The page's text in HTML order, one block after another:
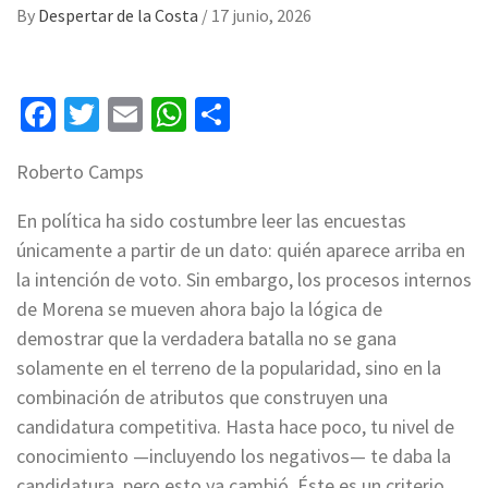
By Despertar de la Costa / 17 junio, 2026
Facebook
Twitter
EmailWhatsApp
Roberto Camps
En política ha sido costumbre leer las encuestas
únicamente a partir de un dato: quién aparece arriba en
la intención de voto. Sin embargo, los procesos internos
de Morena se mueven ahora bajo la lógica de
demostrar que la verdadera batalla no se gana
solamente en el terreno de la popularidad, sino en la
combinación de atributos que construyen una
candidatura competitiva. Hasta hace poco, tu nivel de
conocimiento —incluyendo los negativos— te daba la